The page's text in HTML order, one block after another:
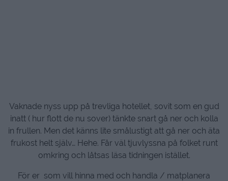
Vaknade nyss upp på trevliga hotellet, sovit som en gud
inatt ( hur flott de nu sover) tänkte snart gå ner och kolla
in frullen. Men det känns lite smålustigt att gå ner och äta
frukost helt själv… Hehe. Får väl tjuvlyssna på folket runt
omkring och låtsas läsa tidningen istället.
För er som vill hinna med och handla / matplanera